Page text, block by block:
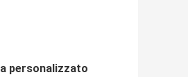
personalizzato